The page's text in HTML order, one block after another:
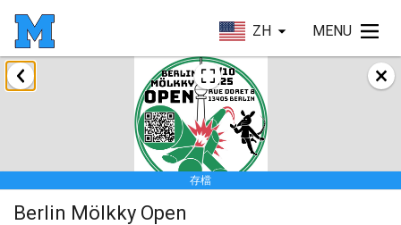
ZH MENU
存檔
Berlin Mölkky Open
2025年1月
Tournoi Mixte ASPTTOM
2025年1月18日|法國
Indoor Polish Open 2025 - Singles
2025年1月18日|波蘭